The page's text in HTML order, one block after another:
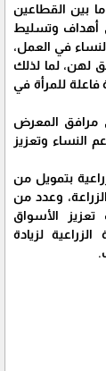
بين القطاعين
أهداف وتسليط
في العمل،
لهن، لما لذلك
للمرأة في
مرافق المعرض
النساء وتعزيز
بتمويل من
وعدد من
الأسواق
لزيادة